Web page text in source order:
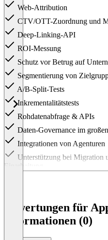
Web-Attribution
CTV/OTT-Zuordnung und
Deep-Linking-API
ROI-Messung
Schutz vor Betrug auf
Segmentierung von
A/B-Split-Tests
Inkrementalitätstests
Rohdatenabfrage & APIs
Daten-Governance im
Integrationen von Agenturen
Unterstützung bei Migration
Einarbeitung
Telefonische Unterstützung
Bewertungen für
Informationen (0)